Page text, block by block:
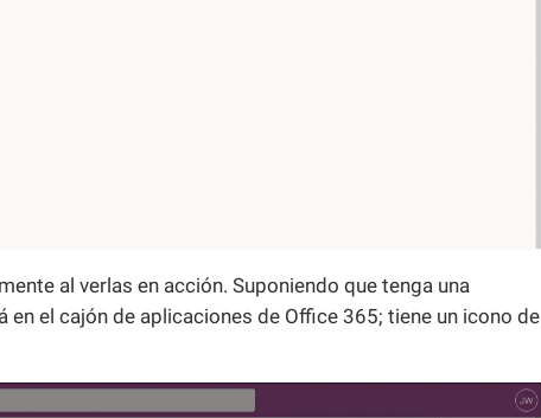
al verlas en acción. Suponiendo que tenga una
el cajón de aplicaciones de Office 365; tiene un icono de